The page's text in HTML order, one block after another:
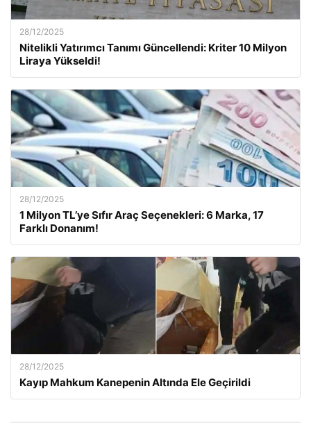
28/12/2025
Nitelikli Yatırımcı Tanımı Güncellendi: Kriter 10 Milyon
Liraya Yükseldi!
28/12/2025
1 Milyon TL’ye Sıfır Araç Seçenekleri: 6 Marka, 17
Farklı Donanım!
28/12/2025
Kayıp Mahkum Kanepenin Altında Ele Geçirildi